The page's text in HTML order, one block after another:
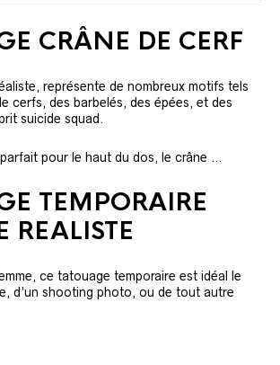
CRÂNE DE CERF
représente de nombreux motifs tels
cerfs, des barbelés, des épées, et des
suicide squad.
pour le haut du dos, le crâne …
TEMPORAIRE
REALISTE
ce tatouage temporaire est idéal le
d’un shooting photo, ou de tout autre